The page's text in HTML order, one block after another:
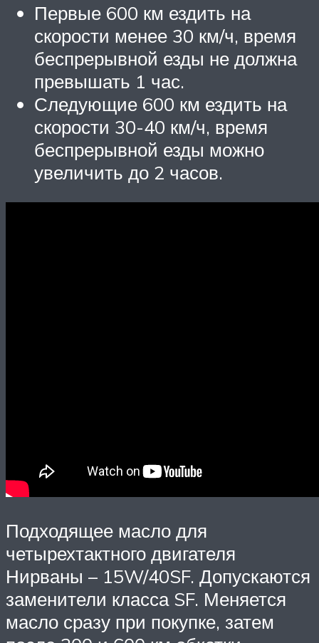
Первые 600 км ездить на
скорости менее 30 км/ч, время
беспрерывной езды не должна
превышать 1 час.
Следующие 600 км ездить на
скорости 30-40 км/ч, время
беспрерывной езды можно
увеличить до 2 часов.
Подходящее масло для
четырехтактного двигателя
Нирваны – 15W/40SF. Допускаются
заменители класса SF. Меняется
масло сразу при покупке, затем